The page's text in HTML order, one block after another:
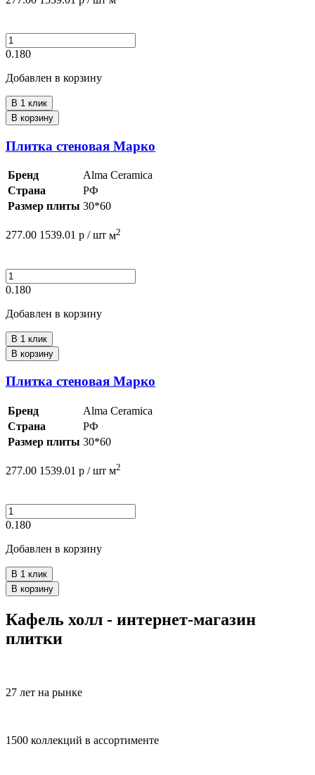
0.180
Добавлен в корзину
В 1 клик
В корзину
Плитка стеновая Марко
Бренд
Alma Ceramica
Страна
РФ
Размер плиты 30*60
277.00 1539.01 р / шт м2
0.180
Добавлен в корзину
В 1 клик
В корзину
Плитка стеновая Марко
Бренд
Alma Ceramica
Страна
РФ
Размер плиты 30*60
277.00 1539.01 р / шт м2
0.180
Добавлен в корзину
В 1 клик
В корзину
Кафель холл - интернет-магазин
плитки
27 лет на рынке
1500 коллекций в ассортименте